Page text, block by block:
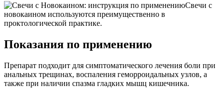
Свечи с
новокаином используются преимущественно в
проктологической практике.
Показания по применению
Препарат подходит для симптоматического лечения боли при
анальных трещинах, воспаления геморроидальных узлов, а
также при наличии спазма гладких мышц кишечника.